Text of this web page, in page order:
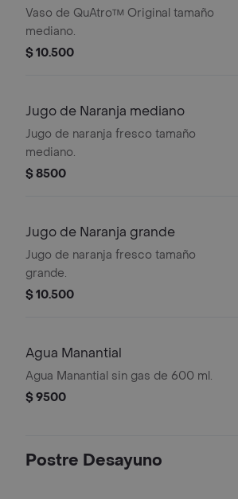
Vaso de QuAtro™ Original tamaño
mediano.
$ 10.500
Jugo de Naranja mediano
Jugo de naranja fresco tamaño
mediano.
$ 8500
Jugo de Naranja grande
Jugo de naranja fresco tamaño
grande.
$ 10.500
Agua Manantial
Agua Manantial sin gas de 600 ml.
$ 9500
Postre Desayuno